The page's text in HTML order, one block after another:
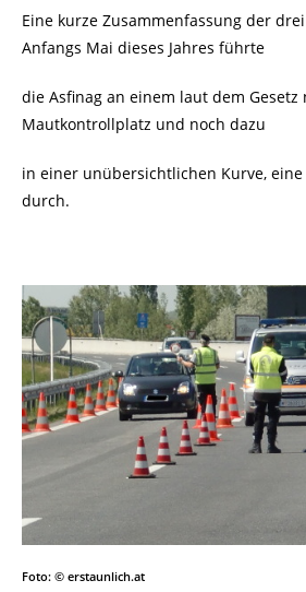
Eine kurze Zusammenfassung der
Anfangs Mai dieses Jahres führte
die Asfinag an einem laut dem
Mautkontrollplatz und noch dazu
in einer unübersichtlichen Kurve,
durch.
Foto: © erstaunlich.at